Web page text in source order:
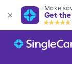
Make
Get